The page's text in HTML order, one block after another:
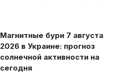
Магнитные бури 7 августа
2026 в Украине: прогноз
солнечной активности на
сегодня